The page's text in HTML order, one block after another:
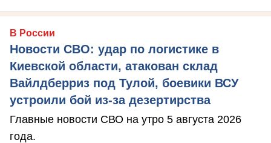
В России
Новости СВО: удар по логистике в
Киевской области, атакован склад
Вайлдберриз под Тулой, боевики ВСУ
устроили бой из-за дезертирства
Главные новости СВО на утро 5 августа 2026
года.